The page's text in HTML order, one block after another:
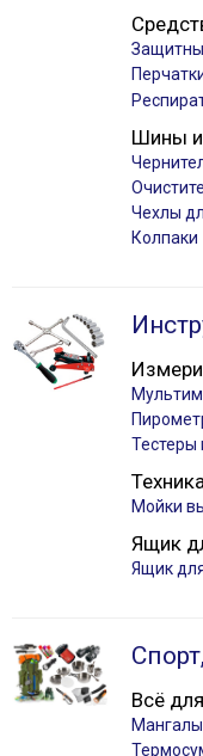
Шины и
Чехлы
Колпаки
Тестеры
Мойки
Ящик
Ящик
Всё